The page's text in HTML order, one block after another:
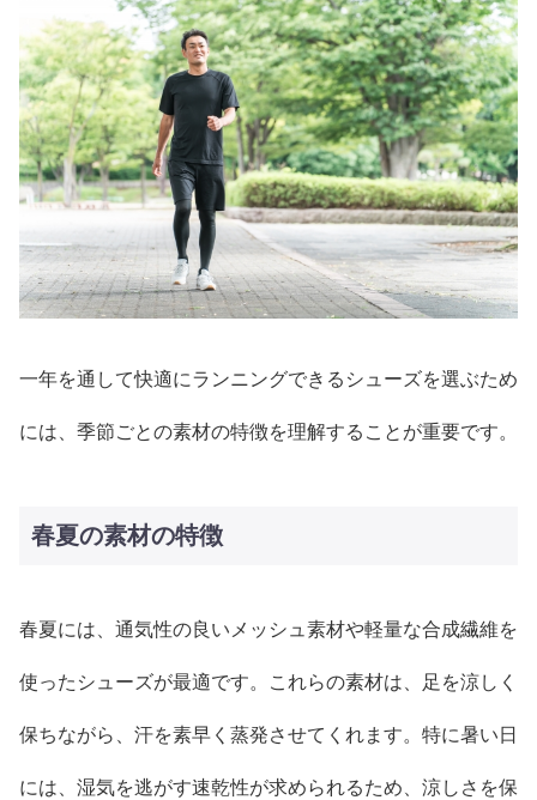
一年を通して快適にランニングできるシューズを選ぶため
には、季節ごとの素材の特徴を理解することが重要です。
春夏の素材の特徴
春夏には、通気性の良いメッシュ素材や軽量な合成繊維を
使ったシューズが最適です。これらの素材は、足を涼しく
保ちながら、汗を素早く蒸発させてくれます。特に暑い日
には、湿気を逃がす速乾性が求められるため、涼しさを保